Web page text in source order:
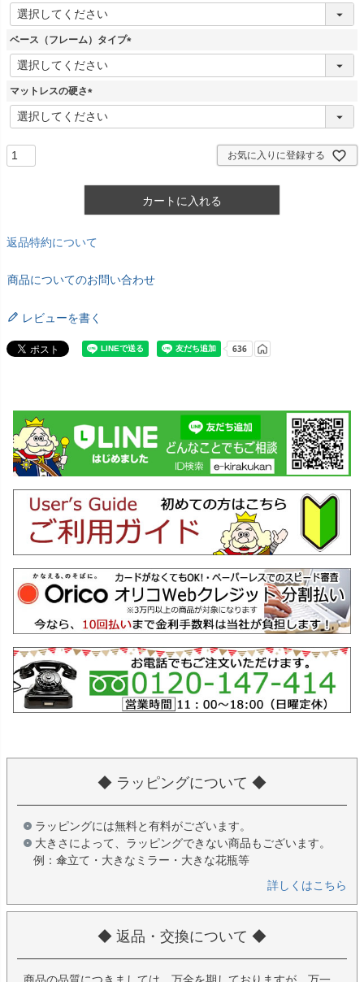
(
必
須
ベース（フレーム）タイプ
(
マットレスの硬さ
(
必
お気に入りに登録する
カートに入れる
返品特約について
商品についてのお問い合わせ
レビューを書く
◆ ラッピングについて ◆
ラッピングには無料と有料がございます。
大きさによって、ラッピングできない商品もございます。
例：傘立て・大きなミラー・大きな花瓶等
詳しくはこちら
◆ 返品・交換について ◆